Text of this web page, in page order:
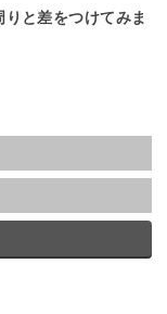
と差をつけてみま